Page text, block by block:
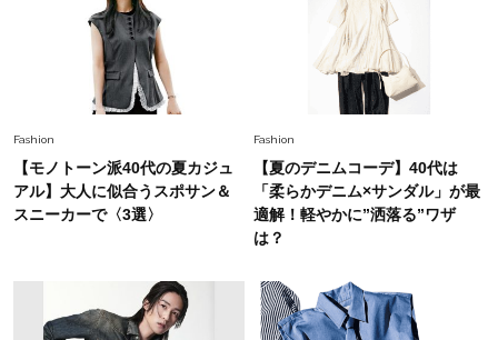
今、40代の「メガネ＆サングラス」のトレンド
に更新あり！“黒ぶち以外”が新定番に
Fashion
選び」！
Fashion
【40代のTシャツコーデ】超ビッグサイズ×きれ
Fashion
【モノトーン派40代の夏カジュ
アル】大人に似合うスポサン＆
スニーカーで〈3選〉
Fashion
【夏のデニムコーデ】40代は
「柔らかデニム×サンダル」が最
適解！軽やかに”洒落る”ワザ
は？